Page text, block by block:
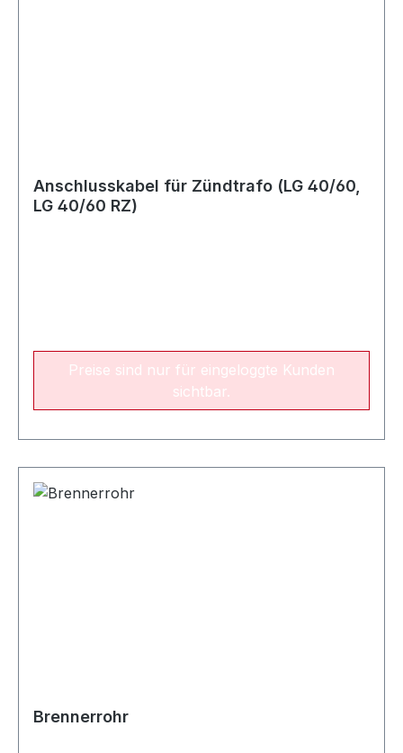
Anschlusskabel für Zündtrafo (LG 40/60,
LG 40/60 RZ)
Preise sind nur für eingeloggte Kunden
sichtbar.
Brennerrohr